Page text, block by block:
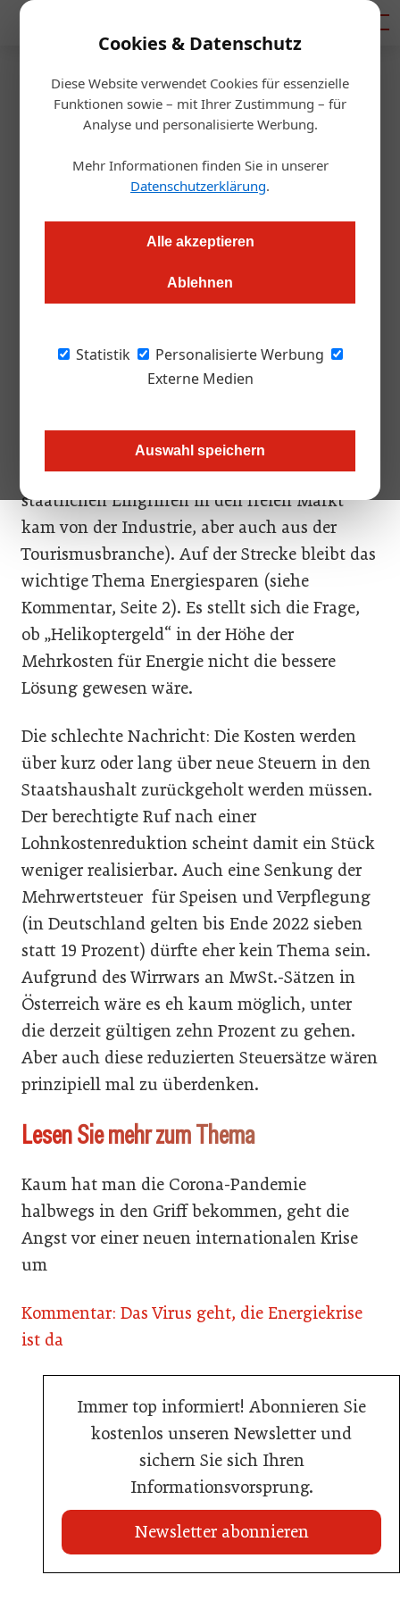
Cookies & Datenschutz
Diese Website verwendet Cookies für essenzielle
Funktionen sowie – mit Ihrer Zustimmung – für
Analyse und personalisierte Werbung.
Mehr Informationen finden Sie in unserer
Datenschutzerklärung.
Alle akzeptieren
Ablehnen
Statistik
Personalisierte Werbung
Externe Medien
Auswahl speichern
Startseite/Gastro & Hotel
Wer zahlt für die Energie?
Daniel Nutz 06.09.2022, 12:42 Uhr
Energie wird ziemlich sicher wieder leistbar. Auf der Strecke
wieder leistbar. Wie die Kostenbremse für
Nachvollziehbar ist der Beschluss, weil etwas
getan werden musste (der Ruf nach
staatlichen Eingriffen in den freien Markt
kam von der Industrie, aber auch aus der
Tourismusbranche). Auf der Strecke bleibt das
wichtige Thema Energiesparen (siehe
Kommentar, Seite 2). Es stellt sich die Frage,
ob „Helikoptergeld“ in der Höhe der
Mehrkosten für Energie nicht die bessere
Lösung gewesen wäre.
Die schlechte Nachricht: Die Kosten werden
über kurz oder lang über neue Steuern in den
Staatshaushalt zurückgeholt werden müssen.
Der berechtigte Ruf nach einer
Lohnkostenreduktion scheint damit ein Stück
weniger realisierbar. Auch eine Senkung der
Mehrwertsteuer für Speisen und Verpflegung
(in Deutschland gelten bis Ende 2022 sieben
statt 19 Prozent) dürfte eher kein Thema sein.
Aufgrund des Wirrwars an MwSt.-Sätzen in
Österreich wäre es eh kaum möglich, unter
die derzeit gültigen zehn Prozent zu gehen.
Aber auch diese reduzierten Steuersätze wären
prinzipiell mal zu überdenken.
Lesen Sie mehr zum Thema
Kaum hat man die Corona-Pandemie
halbwegs in den Griff bekommen, geht die
Angst vor einer neuen internationalen Krise
um
Kommentar: Das Virus geht, die Energiekrise
ist da
Immer top informiert! Abonnieren Sie
kostenlos unseren Newsletter und
sichern Sie sich Ihren
Informationsvorsprung.
Newsletter abonnieren